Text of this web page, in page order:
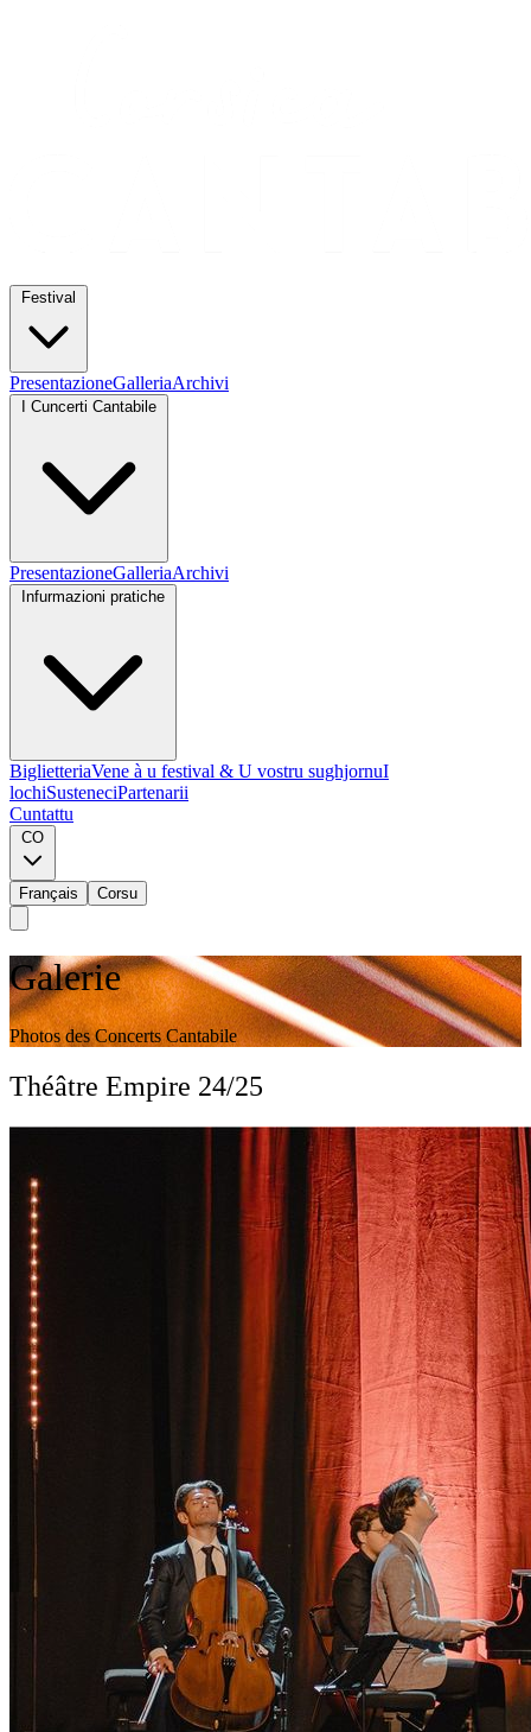
PresentazioneGalleriaArchivi
PresentazioneGalleriaArchivi
BiglietteriaVene à u festival & U vostru sughjornuI
lochiSusteneciPartenarii
Cuntattu
Français Corsu
Galerie
Photos des Concerts Cantabile
Théâtre Empire 24/25